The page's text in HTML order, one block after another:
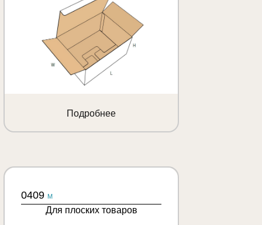
Подробнее
0409 M
Для плоских товаров